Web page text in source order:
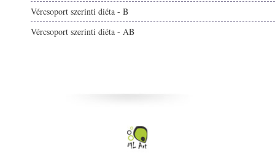
Vércsoport szerinti diéta - B
Vércsoport szerinti diéta - AB